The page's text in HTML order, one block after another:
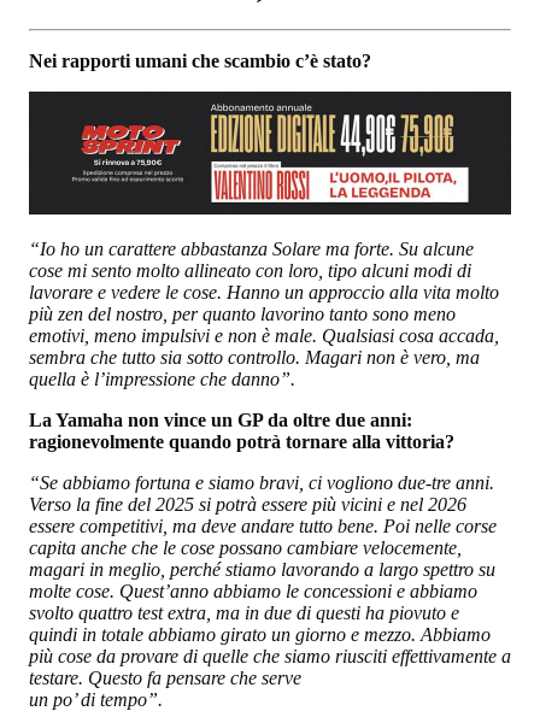
Nei rapporti umani che scambio c’è stato?
“Io ho un carattere abbastanza Solare ma forte. Su alcune
cose mi sento molto allineato con loro, tipo alcuni modi di
lavorare e vedere le cose. Hanno un approccio alla vita molto
più zen del nostro, per quanto lavorino tanto sono meno
emotivi, meno impulsivi e non è male. Qualsiasi cosa accada,
sembra che tutto sia sotto controllo. Magari non è vero, ma
quella è l’impressione che danno”.
La Yamaha non vince un GP da oltre due anni:
ragionevolmente quando potrà tornare alla vittoria?
“Se abbiamo fortuna e siamo bravi, ci vogliono due-tre anni.
Verso la fine del 2025 si potrà essere più vicini e nel 2026
essere competitivi, ma deve andare tutto bene. Poi nelle corse
capita anche che le cose possano cambiare velocemente,
magari in meglio, perché stiamo lavorando a largo spettro su
molte cose. Quest’anno abbiamo le concessioni e abbiamo
svolto quattro test extra, ma in due di questi ha piovuto e
quindi in totale abbiamo girato un giorno e mezzo. Abbiamo
più cose da provare di quelle che siamo riusciti effettivamente a
testare. Questo fa pensare che serve
un po’ di tempo”.